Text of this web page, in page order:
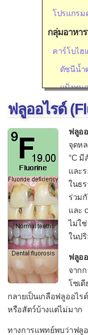
โปรแกร
กลุ่มอาหา
คาร์โบไฮ
ดัชนีน้ำ
แป้งทนก
โปรตีน
ไขมัน
กรดไขมั
ใยอาหาร
สารอาหา
วิตามินใน
วิตามิน A
วิตามิน D
วิตามิน E
วิตามิน
วิตามิน B
วิตามิน B
ฟลูออไรด์
ฟลูอ
จุดห
°C มี
และ
ในธ
ร่วม
และ
ไม่ใ
ในป
ฟลูอ
จาก
โซเดี
กลายเป็นเกลือฟลูออไ
หรือสัตว์บ้างแต่ไม่มาก
ทางการแพทย์พบว่าฟ